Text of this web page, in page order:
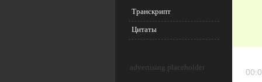
Транскрипт
Цитаты
advertising placeholder